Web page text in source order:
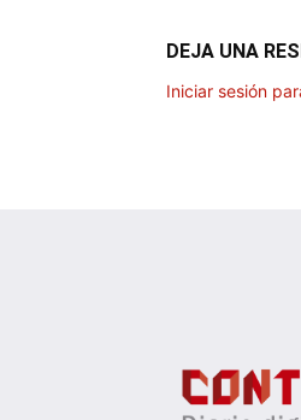
DEJA UNA
Iniciar sesión